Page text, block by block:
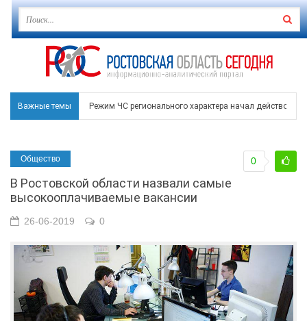
Важные темы Режим ЧС регионального характера начал
В Ростове задержан подозреваемый в ночном
Среди детей, ставших жертвами вражеской атаки в
Около 150 беспилотников прошедшей ночью
Общество
В Ростовской области назвали самые
высокооплачиваемые вакансии
0
26-06-2019 0